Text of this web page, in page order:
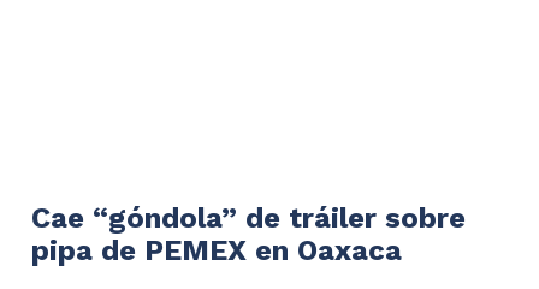
Cae “góndola” de tráiler sobre
pipa de PEMEX en Oaxaca